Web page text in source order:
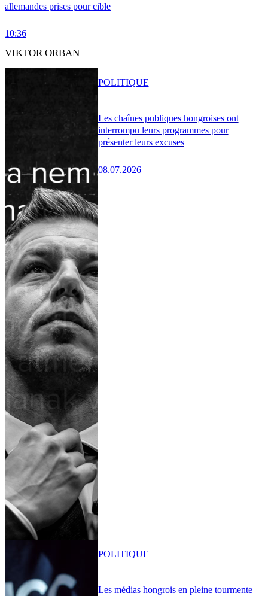
allemandes prises pour cible
10:36
VIKTOR ORBAN
Les chaînes publiques hongroises ont
interrompu leurs programmes pour
présenter leurs excuses
08.07.2026
POLITIQUE
Les médias hongrois en pleine tourmente
POLITIQUE